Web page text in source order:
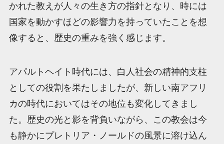
かれた教えが人々の生き方の指針となり、時には
国家を動かすほどの影響力を持っていたことを想
像すると、歴史の重みを強く感じます。
アパルトヘイト時代には、白人社会の精神的支柱
としての役割を果たしましたが、新しい南アフリ
カの時代においてはその地位も変化してきまし
た。歴史の光と影を背負いながら、この教会は今
も静かにプレトリア・ノールドの風景に溶け込ん